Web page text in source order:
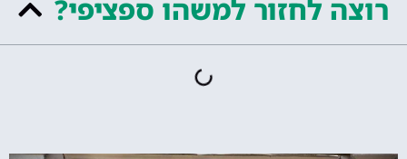
לחזור למשהו ספציפי?